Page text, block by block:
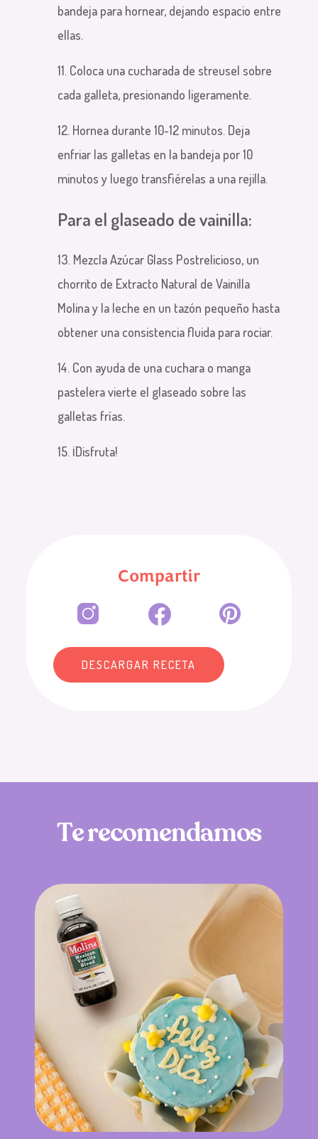
bandeja para hornear, dejando espacio entre
ellas.
11. Coloca una cucharada de streusel sobre
cada galleta, presionando ligeramente.
12. Hornea durante 10-12 minutos. Deja
enfriar las galletas en la bandeja por 10
minutos y luego transfiérelas a una rejilla.
Para el glaseado de vainilla:
13. Mezcla Azúcar Glass Postrelicioso, un
chorrito de Extracto Natural de Vainilla
Molina y la leche en un tazón pequeño hasta
obtener una consistencia fluida para rociar.
14. Con ayuda de una cuchara o manga
pastelera vierte el glaseado sobre las
galletas frías.
15. ¡Disfruta!
Compartir
DESCARGAR RECETA
Terecomendamos